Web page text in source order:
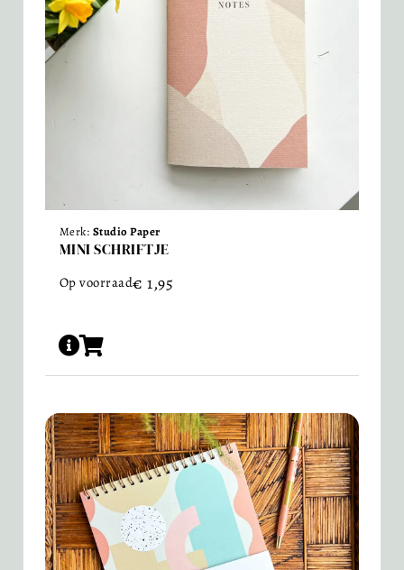
Merk: Studio Paper
MINI SCHRIFTJE
Op voorraad€ 1,95